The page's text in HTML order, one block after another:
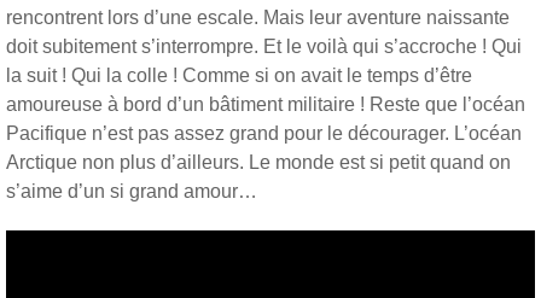
rencontrent lors d’une escale. Mais leur aventure naissante
doit subitement s’interrompre. Et le voilà qui s’accroche ! Qui
la suit ! Qui la colle ! Comme si on avait le temps d’être
amoureuse à bord d’un bâtiment militaire ! Reste que l’océan
Pacifique n’est pas assez grand pour le décourager. L’océan
Arctique non plus d’ailleurs. Le monde est si petit quand on
s’aime d’un si grand amour…